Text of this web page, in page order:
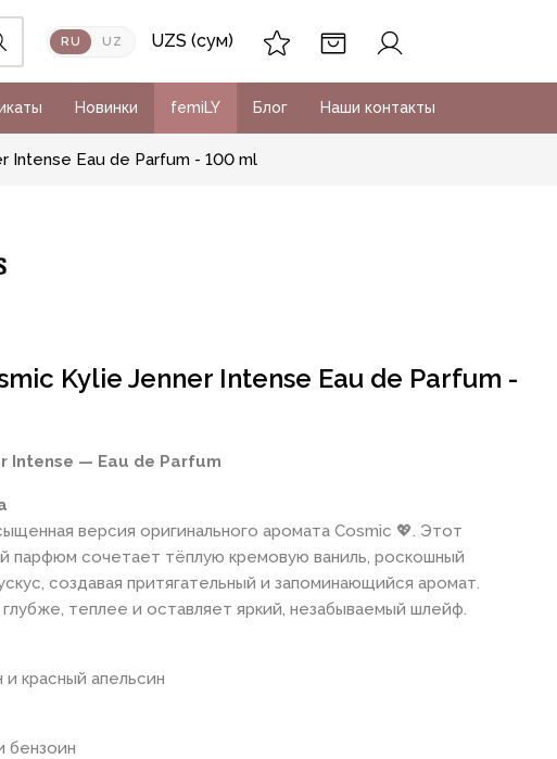
RU UZ UZS (сум)
Новинки femiLY Блог Наши контакты
Intense Eau de Parfum - 100 ml
Kylie Jenner Intense Eau de Parfum -
Intense — Eau de Parfum
версия оригинального аромата Cosmic 💖. Этот
парфюм сочетает тёплую кремовую ваниль, роскошный
создавая притягательный и запоминающийся аромат.
теплее и оставляет яркий, незабываемый шлейф.
красный апельсин
бензоин